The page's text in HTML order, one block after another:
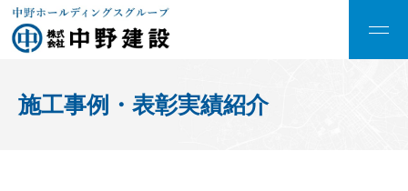
施工事例・表彰実績紹介